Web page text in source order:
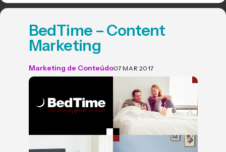
BedTime – Content
Marketing
Marketing de Conteúdo07 MAR 2017